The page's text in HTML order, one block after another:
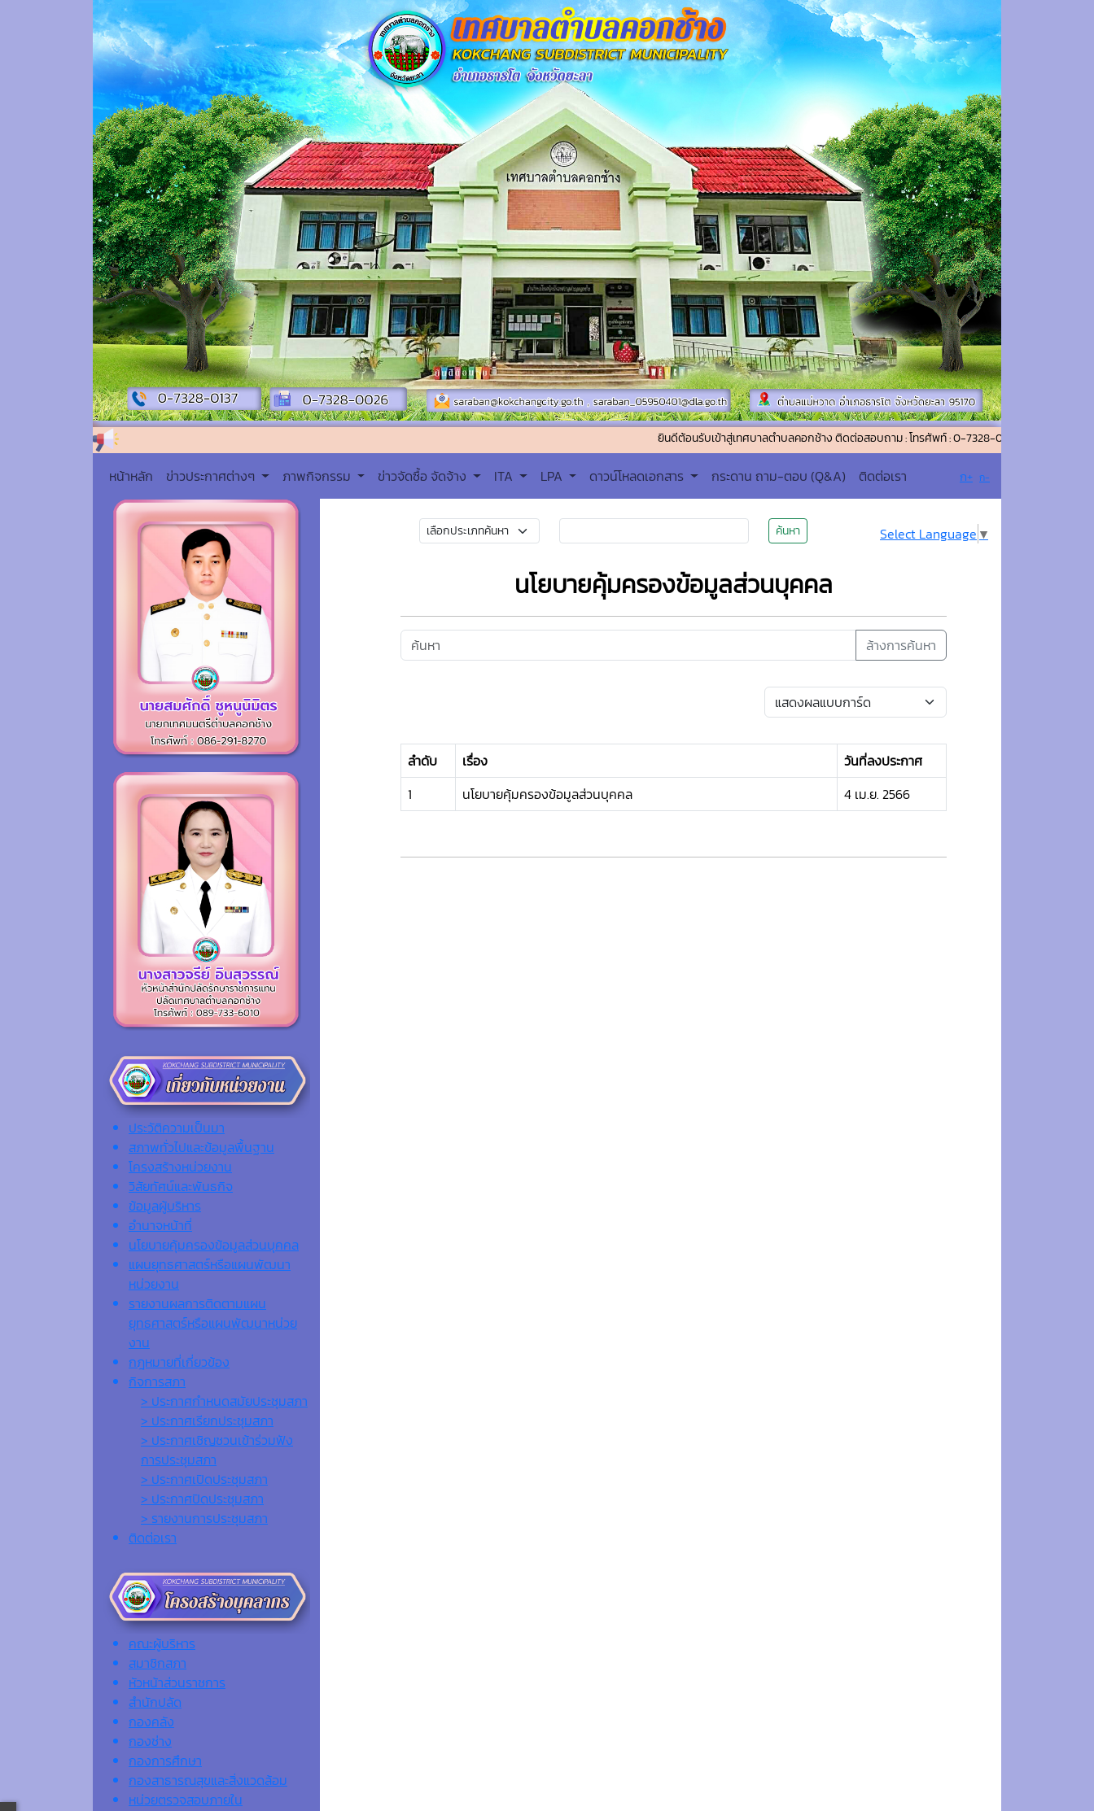
ยินดีต้อนรับเข้าสู่เทศบาลตำบลคอกช้าง ติดต่อสอบถาม : โทรศัพท์ : 0-7328-0137 โทรสาร (แฟกซ์) : 0-7328-
หน้าหลัก ข่าวประกาศต่างๆ ภาพกิจกรรม ข่าวจัดซื้อ จัดจ้าง ITA LPA ดาวน์โหลดเอกสาร กระดาน ถาม-ตอบ (Q&A) ติดต่อเรา ก+ ก-
ประวัติความเป็นมา
สภาพทั่วไปและข้อมูลพื้นฐาน
โครงสร้างหน่วยงาน
วิสัยทัศน์และพันธกิจ
ข้อมูลผู้บริหาร
อำนาจหน้าที่
นโยบายคุ้มครองข้อมูลส่วนบุคคล
แผนยุทธศาสตร์หรือแผนพัฒนา
หน่วยงาน
รายงานผลการติดตามแผน
ยุทธศาสตร์หรือแผนพัฒนาหน่วย
งาน
กฎหมายที่เกี่ยวข้อง
กิจการสภา
> ประกาศกำหนดสมัยประชุมสภา
> ประกาศเรียกประชุมสภา
> ประกาศเชิญชวนเข้าร่วมฟัง
การประชุมสภา
> ประกาศเปิดประชุมสภา
> ประกาศปิดประชุมสภา
> รายงานการประชุมสภา
ติดต่อเรา
คณะผู้บริหาร
สมาชิกสภา
หัวหน้าส่วนราชการ
สำนักปลัด
กองคลัง
กองช่าง
กองการศึกษา
กองสาธารณสุขและสิ่งแวดล้อม
หน่วยตรวจสอบภายใน
ค้นหา Select Language ▼
นโยบายคุ้มครองข้อมูลส่วนบุคคล
ล้างการค้นหา
ลำดับ เรื่อง
วันที่ลงประกาศ
1
นโยบายคุ้มครองข้อมูลส่วนบุคคล 4 เม.ย. 2566